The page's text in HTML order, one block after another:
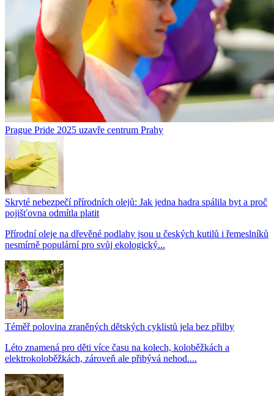
Prague Pride 2025 uzavře centrum Prahy
Skryté nebezpečí přírodních olejů: Jak jedna hadra spálila byt a proč
pojišťovna odmítla platit
Přírodní oleje na dřevěné podlahy jsou u českých kutilů i řemeslníků
nesmírně populární pro svůj ekologický...
Téměř polovina zraněných dětských cyklistů jela bez přilby
Léto znamená pro děti více času na kolech, koloběžkách a
elektrokoloběžkách, zároveň ale přibývá nehod....